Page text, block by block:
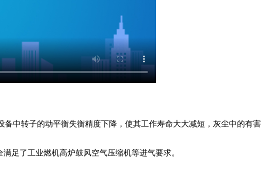
中转子的动平衡失衡精度下降，使其工作寿命大大减短，灰尘中的有害
足了工业燃机高炉鼓风空气压缩机等进气要求。